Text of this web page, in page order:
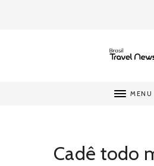
MENU
Cadê todo